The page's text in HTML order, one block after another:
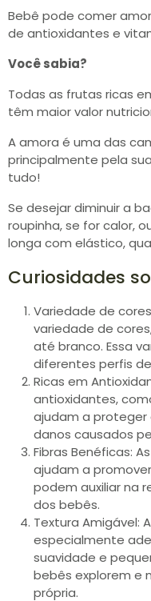
Bebê pode comer
de antioxidantes e
Você sabia?
Todas as frutas ricas
têm maior valor
A amora é uma das
principalmente pela
tudo!
Se desejar diminuir a
roupinha, se for calor,
longa com elástico,
Curiosidades
Variedade de
variedade de
até branco. Essa
diferentes perfis
Ricas em
antioxidantes,
ajudam a proteger
danos causados
Fibras Benéficas:
ajudam a
podem auxiliar na
dos bebês.
Textura Amigável:
especialmente
suavidade e
bebês explorem e
própria.